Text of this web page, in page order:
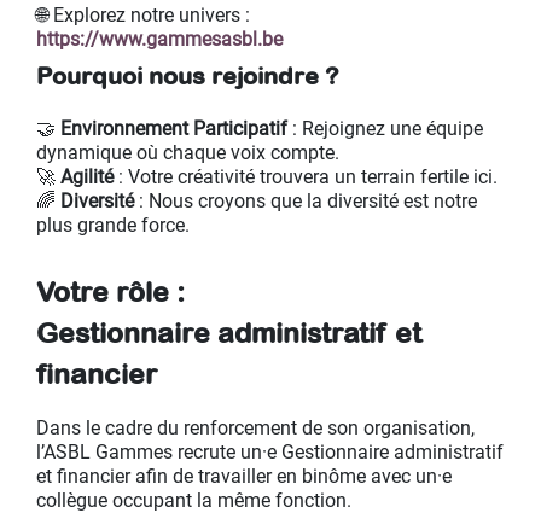
🌐 Explorez notre univers :
https://www.gammesasbl.be
Pourquoi nous rejoindre ?
🤝 Environnement Participatif: Rejoignez une équipe
dynamique où chaque voix compte.
🚀 Agilité: Votre créativité trouvera un terrain fertile ici.
🌈 Diversité: Nous croyons que la diversité est notre
plus grande force.
Votre rôle :
Gestionnaire administratif et
financier
Dans le cadre du renforcement de son organisation,
l’ASBL Gammes recrute un·e Gestionnaire administratif
et financier afin de travailler en binôme avec un·e
collègue occupant la même fonction.